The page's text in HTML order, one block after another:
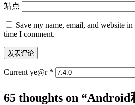
站点
Save my name, email, and website
time I comment.
Current ye@r *
65 thoughts on “Android